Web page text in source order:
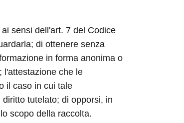
sensi dell'art. 7 del Codice
di ottenere senza
in forma anonima o
l'attestazione che le
il caso in cui tale
tutelato; di opporsi, in
scopo della raccolta.